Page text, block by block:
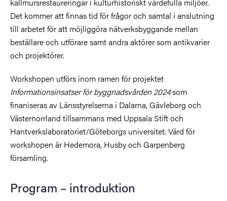
Det kommer att finnas tid för frågor och samtal i anslutning
till arbetet för att möjliggöra nätverksbyggande mellan
beställare och utförare samt andra aktörer som antikvarier
och projektörer.
Workshopen utförs inom ramen för projektet
Informationsinsatser för byggnadsvården 2024som
finaniseras av Länsstyrelserna i Dalarna, Gävleborg och
Västernorrland tillsammans med Uppsala Stift och
Hantverkslaboratoriet/Göteborgs universitet. Värd för
workshopen är Hedemora, Husby och Garpenberg
församling.
Program – introduktion